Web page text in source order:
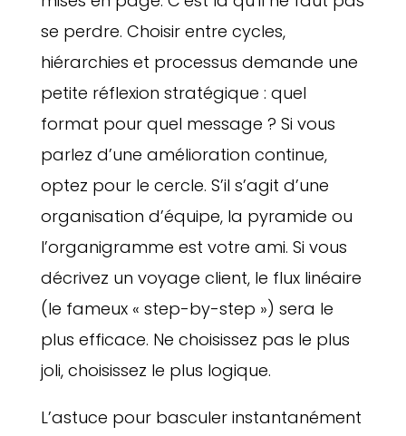
se perdre. Choisir entre cycles,
hiérarchies et processus demande une
petite réflexion stratégique : quel
format pour quel message ? Si vous
parlez d’une amélioration continue,
optez pour le cercle. S’il s’agit d’une
organisation d’équipe, la pyramide ou
l’organigramme est votre ami. Si vous
décrivez un voyage client, le flux linéaire
(le fameux « step-by-step ») sera le
plus efficace. Ne choisissez pas le plus
joli, choisissez le plus logique.
L’astuce pour basculer instantanément